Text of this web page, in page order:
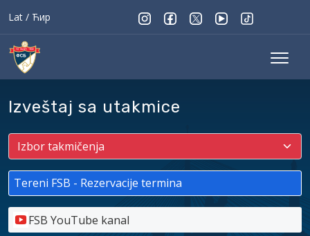
Lat / Ћир
Izveštaj sa utakmice
Tereni FSB - Rezervacije termina
FSB YouTube kanal